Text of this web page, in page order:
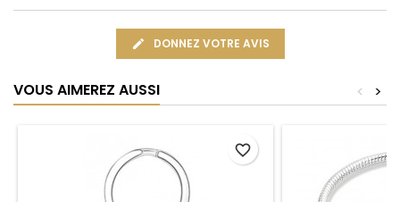
DONNEZ VOTRE AVIS
VOUS AIMEREZ AUSSI >
<
favorite_border